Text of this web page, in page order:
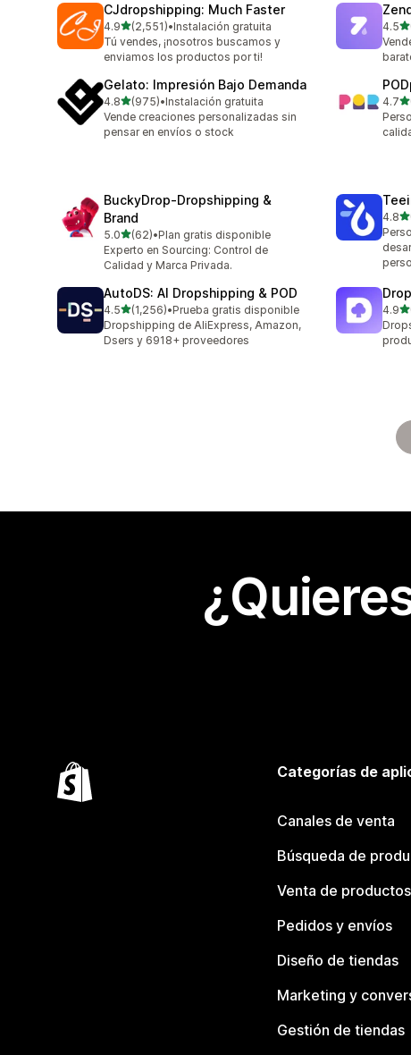
CJdropshipping: Much Faster
4.9de 5 estrellas
(2,551)
2551 reseñas en total
•Instalación gratuita
Tú vendes, ¡nosotros buscamos y
enviamos los productos por ti!
4.5
1169
Gelato: Impresión Bajo Demanda
4.8de 5 estrellas
(975)
975 reseñas en total
•Instalación gratuita
Vende creaciones personalizadas sin
pensar en envíos o stock
4.7
31
BuckyDrop‑Dropshipping &
Brand
5.0de 5 estrellas
(62)
62 reseñas en total
•Plan gratis disponible
Experto en Sourcing: Control de
Calidad y Marca Privada.
4.8
335
AutoDS: AI Dropshipping & POD
4.5de 5 estrellas
(1,256)
1256 reseñas en total
•Prueba gratis disponible
Dropshipping de AliExpress, Amazon,
Dsers y 6918+ proveedores
4.9
53
Categorías de
Canales de venta
Búsqueda de
Venta de productos
Pedidos y envíos
Diseño de tiendas
Marketing y
Gestión de tiendas